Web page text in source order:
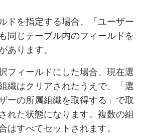
ドを指定する場合、「ユーザー
同じテーブル内のフィールドを
あります。
フィールドにした場合、現在選
織はクリアされたうえで、「選
ーの所属組織を取得する」で取
れた状態になります。複数の組
はすべてセットされます。